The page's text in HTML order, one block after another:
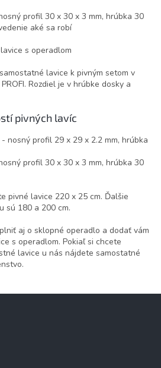
profil 30 x 30 x 3 mm, hrúbka 30
aké sa robí
s operadlom
lavice k pivným setom v
Rozdiel je v hrúbke dosky a
pivných lavíc
nosný profil 29 x 29 x 2.2 mm, hrúbka
profil 30 x 30 x 3 mm, hrúbka 30
pivné lavice 220 x 25 cm. Ďalšie
sú 180 a 200 cm.
aj o sklopné operadlo a dodať vám
s operadlom. Pokiaľ si chcete
lavice u nás nájdete samostatné